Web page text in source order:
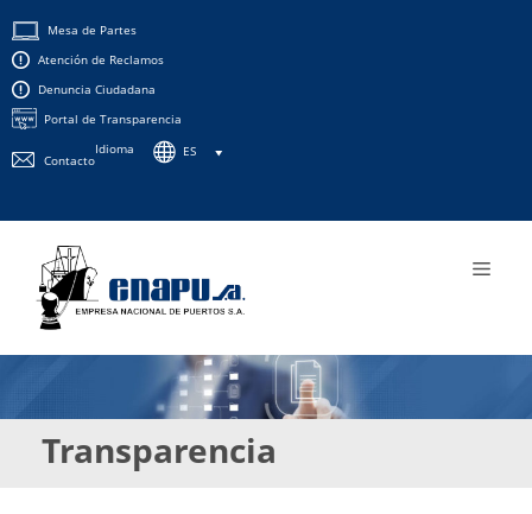
al
contenido
Mesa de Partes
Atención de Reclamos
Denuncia Ciudadana
Portal de Transparencia
Contacto
Idioma ES
Transparencia